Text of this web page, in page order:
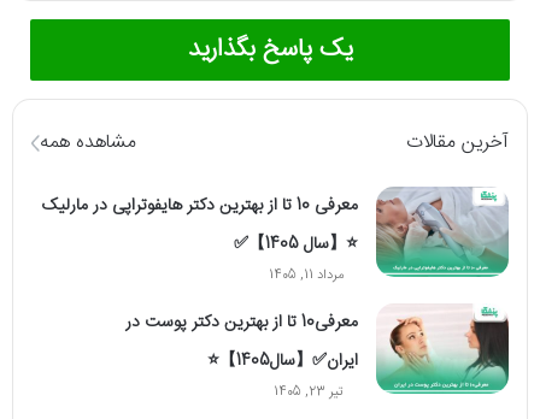
یک پاسخ بگذارید
آخرین مقالات مشاهده همه
معرفی 10 تا از بهترین دکتر هایفوتراپی در مارلیک
⭐【سال 1405】✅
مرداد 11, 1405
معرفی10 تا از بهترین دکتر پوست در
ایران✅【سال1405】⭐
تیر 23, 1405